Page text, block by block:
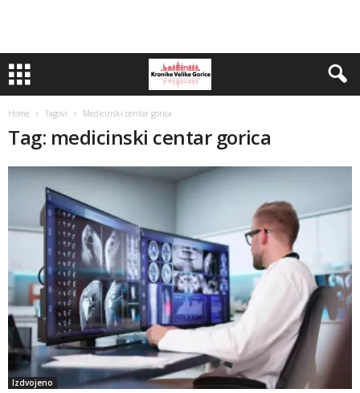
Home Tagovi Medicinski centar gorica
Tag: medicinski centar gorica
Izdvojeno